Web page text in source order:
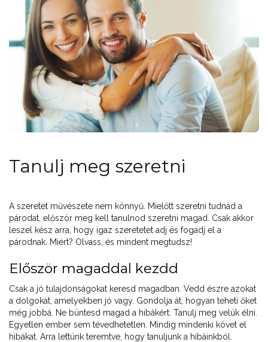
Tanulj meg szeretni
A szeretet művészete nem könnyű. Mielőtt szeretni tudnád a
párodat, először meg kell tanulnod szeretni magad. Csak akkor
leszel kész arra, hogy igaz szeretetet adj és fogadj el a
párodnak. Miért? Olvass, és mindent megtudsz!
Először magaddal kezdd
Csak a jó tulajdonságokat keresd magadban. Vedd észre azokat
a dolgokat, amelyekben jó vagy. Gondolja át, hogyan teheti őket
még jobbá. Ne büntesd magad a hibákért. Tanulj meg velük élni.
Egyetlen ember sem tévedhetetlen. Mindig mindenki követ el
hibákat. Arra lettünk teremtve, hogy tanuljunk a hibáinkból.